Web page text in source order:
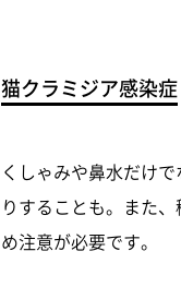
猫クラミジア感染症
くしゃみや鼻水だけ
りすることも。また
め注意が必要です。